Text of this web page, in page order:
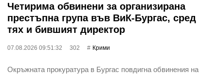
Четирима обвинени за организирана
престъпна група във ВиК-Бургас, сред
тях и бившият директор
07.08.2026 09:51:32 302 Крими
Окръжната прокуратура в Бургас повдигна обвинения на